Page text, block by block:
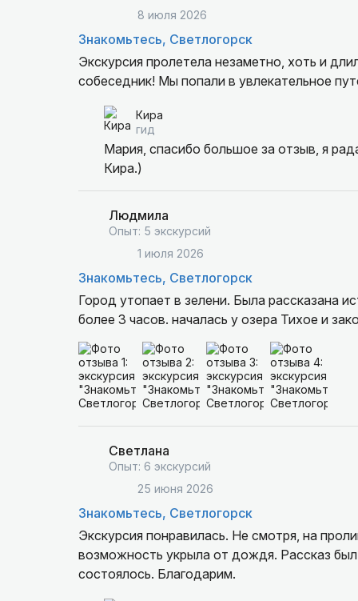
8 июля 2026
Знакомьтесь, Светлогорск
Экскурсия пролетела незаметно, хоть и
собеседник! Мы попали в увлекательное
Кира
гид
Мария, спасибо большое за отзыв, я
Кира.)
Людмила
Опыт: 5 экскурсий
1 июля 2026
Знакомьтесь, Светлогорск
Город утопает в зелени. Была рассказана
более 3 часов. началась у озера Тихое и
Светлана
Опыт: 6 экскурсий
25 июня 2026
Знакомьтесь, Светлогорск
Экскурсия понравилась. Не смотря, на
возможность укрыла от дождя. Рассказ
состоялось. Благодарим.